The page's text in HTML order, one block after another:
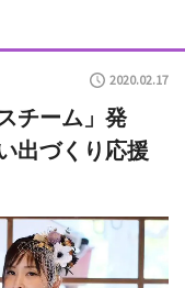
2020.02.17
チーム」発
出づくり応援